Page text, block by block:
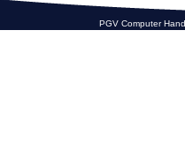
PGV Computer